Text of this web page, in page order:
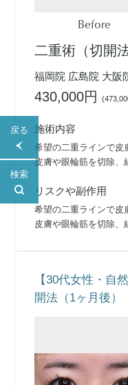
戻る
検索
Before
二重術（切開
福岡院 広島院 大阪
430,000円(
施術内容
希望の二重ラインで皮
皮膚や眼輪筋を切除、
リスクや副作用
希望の二重ラインで皮
皮膚や眼輪筋を切除、
【30代女性・自
開法（1ヶ月後）